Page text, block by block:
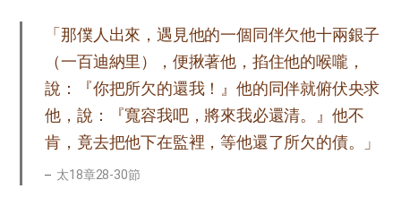
「那僕人出來，遇見他的一個同伴欠他十兩銀子
（一百迪納里），便揪著他，掐住他的喉嚨，
說：『你把所欠的還我！』他的同伴就俯伏央求
他，說：『寬容我吧，將來我必還清。』他不
肯，竟去把他下在監裡，等他還了所欠的債。」
太18章28-30節